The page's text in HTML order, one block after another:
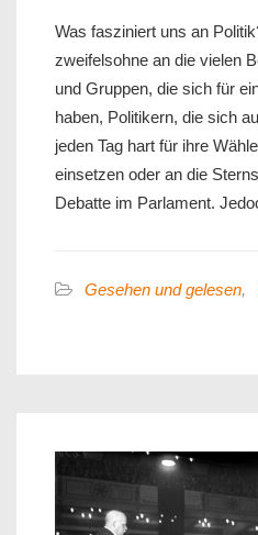
Was fasziniert uns an
zweifelsohne an die vielen
und Gruppen, die sich für
haben, Politikern, die sich
jeden Tag hart für ihre
einsetzen oder an die
Debatte im Parlament.
Gesehen und gelesen,